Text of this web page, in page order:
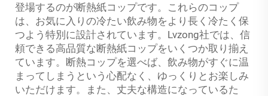
登場するのが断熱紙コップです。これらのコップ
は、お気に入りの冷たい飲み物をより長く冷たく保
つよう特別に設計されています。Lvzong社では、信
頼できる高品質な断熱紙コップをいくつか取り揃え
ています。断熱コップを選べば、飲み物がすぐに温
まってしまうという心配なく、ゆっくりとお楽しみ
いただけます。また、丈夫な構造になっているた